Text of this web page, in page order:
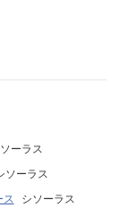
ーラス
ソーラス
ス
シソーラス